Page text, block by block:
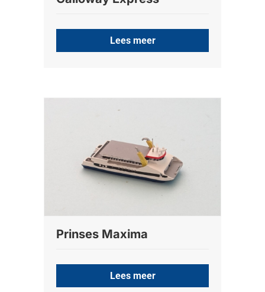
Lees meer
Prinses Maxima
Lees meer